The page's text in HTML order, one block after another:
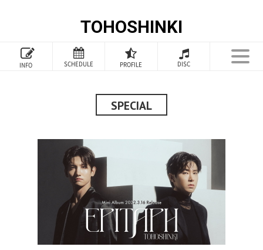
TOHOSHINKI
INFO SCHEDULE PROFILE DISC
TOP
PROFILE
INFORMATION
DISCOGRAPHY
FANCLUB
SPECIAL
SPECIAL